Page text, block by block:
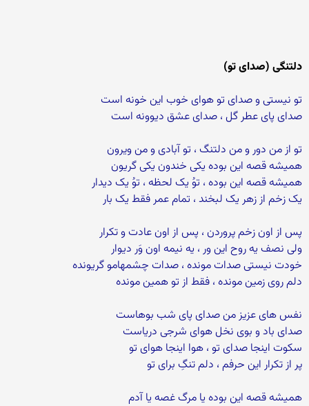
دلتنگی (صدای تو)
تو نیستی و صدای تو هوای خوب این خونه است
صدای پای عطر گل ، صدای عشق دیوونه است
تو از من دور و من دلتنگ ، تو آبادی و من ویرون
همیشه قصه این بوده یکی خندون یکی گریون
همیشه قصه این بوده ، توُ یک لحظه ، توُ یک دیدار
یک زخم از زهر یک لبخند ، تمام عمر فقط یک ­بار
پس از اون زخم پروردن ، پس از اون عادت و تکرار
ولی نصف یه روح این ­ور ، یه نیمه اون ­وَر دیوار
خودت نیستی صدات مونده ، صدات چشمهامو گریونده
دلم روی زمین مونده ، فقط از تو همین مونده
نفس ­های عزیز من صدای پای شب­ بوهاست
صدای باد و بوی نخل هوای شرجی دریاست
سکوت اینجا صدای تو ، هوا اینجا هوای تو
پر از تکرار این حرفم ، دلم تنگِ برای تو
همیشه قصه این بوده یا مرگ غصه یا آدم